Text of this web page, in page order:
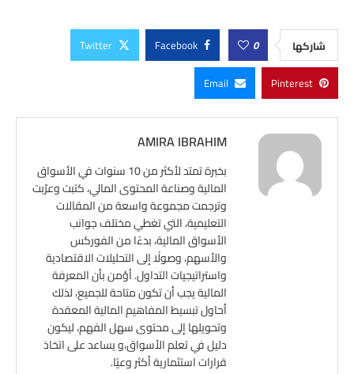
شاركها 0
Facebook
Twitter
Pinterest
Email
AMIRA IBRAHIM
بخبرة تمتد لأكثر من 10 سنوات في الأسواق
المالية وصناعة المحتوى المالي، كتبت وعرّبت
وترجمت مجموعة واسعة من المقالات
التعليمية، التي تغطي مختلف جوانب
الأسواق المالية، بدءًا من الفوركس
والأسهم، وصولًا إلى التحليلات الاقتصادية
واستراتيجيات التداول. أؤمن بأن المعرفة
المالية يجب أن تكون متاحة للجميع، لذلك
أحاول تبسيط المفاهيم المالية المعقدة
وتحويلها إلى محتوى سهل الفهم، ليكون
دليل في تعلم الأسواق،و يساعد على اتخاذ
قرارات استثمارية أكثر وعيًا.